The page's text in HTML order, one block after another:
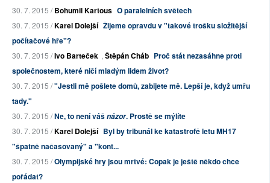
30. 7. 2015 /Bohumil Kartous O paralelních světech
30. 7. 2015 /Karel Dolejší Žijeme opravdu v "takové trošku složitější
počítačové hře"?
30. 7. 2015 /Ivo Barteček , Štěpán Cháb Proč stát nezasáhne proti
společnostem, které ničí mladým lidem život?
30. 7. 2015 /"Jestli mě pošlete domů, zabijete mě. Lepší je, když umřu
tady."
30. 7. 2015 /Ne, to není vášnázor. Prostě se mýlíte
30. 7. 2015 /Karel Dolejší Byl by tribunál ke katastrofě letu MH17
"špatně načasovaný" a "kont...
30. 7. 2015 /Olympijské hry jsou mrtvé: Copak je ještě někdo chce
pořádat?